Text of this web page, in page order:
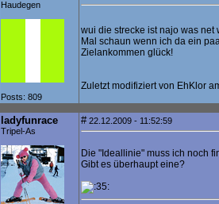
Haudegen
Posts: 809
wui die strecke ist najo was net
Mal schaun wenn ich da ein
Zielankommen glück!
Zuletzt modifiziert von EhKlor
ladyfunrace
Tripel-As
#22.12.2009 - 11:52:59
Die "Ideallinie" muss ich noch
Gibt es überhaupt eine?